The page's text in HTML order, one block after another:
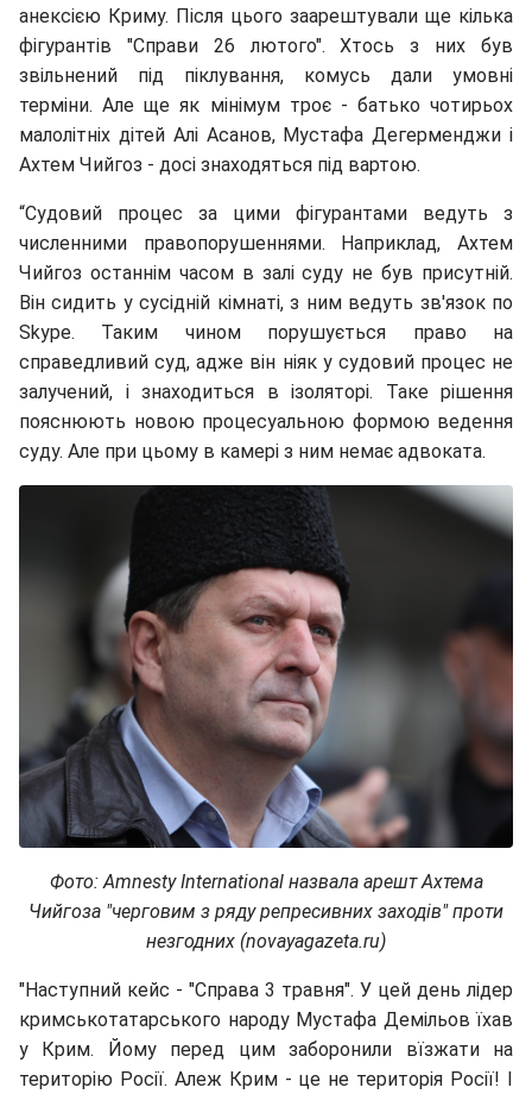
анексією Криму. Після цього заарештували ще кілька
фігурантів "Справи 26 лютого". Хтось з них був
звільнений під піклування, комусь дали умовні
терміни. Але ще як мінімум троє - батько чотирьох
малолітніх дітей Алі Асанов, Мустафа Дегерменджи і
Ахтем Чийгоз - досі знаходяться під вартою.
“Судовий процес за цими фігурантами ведуть з
численними правопорушеннями. Наприклад, Ахтем
Чийгоз останнім часом в залі суду не був присутній.
Він сидить у сусідній кімнаті, з ним ведуть зв'язок по
Skype. Таким чином порушується право на
справедливий суд, адже він ніяк у судовий процес не
залучений, і знаходиться в ізоляторі. Таке рішення
пояснюють новою процесуальною формою ведення
суду. Але при цьому в камері з ним немає адвоката.
Фото: Amnesty International назвала арешт Ахтема
Чийгоза "черговим з ряду репресивних заходів" проти
незгодних (novayagazeta.ru)
"Наступний кейс - "Справа 3 травня". У цей день лідер
кримськотатарського народу Мустафа Демільов їхав
у Крим. Йому перед цим заборонили вїзжати на
територію Росії. Алеж Крим - це не територія Росії! І